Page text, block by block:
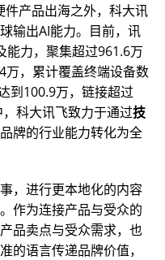
件产品出海之外，科大讯
输出AI能力。目前，讯
能力，聚集超过961.6万
万，累计覆盖终端设备数
到100.9万，链接超过
科大讯飞致力于通过技
牌的行业能力转化为全
，进行更本地化的内容
作为连接产品与受众的
品卖点与受众需求，也
的语言传递品牌价值，